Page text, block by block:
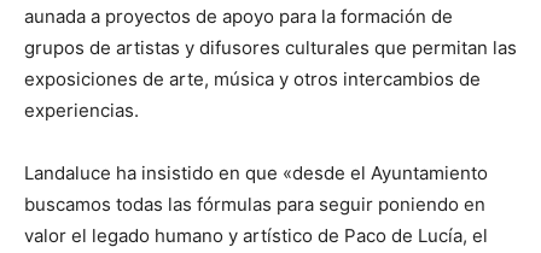
aunada a proyectos de apoyo para la formación de
grupos de artistas y difusores culturales que permitan las
exposiciones de arte, música y otros intercambios de
experiencias.
Landaluce ha insistido en que «desde el Ayuntamiento
buscamos todas las fórmulas para seguir poniendo en
valor el legado humano y artístico de Paco de Lucía, el